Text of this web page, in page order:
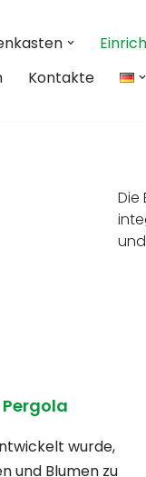
Kontakte
Die
wurde,
und Blumen zu